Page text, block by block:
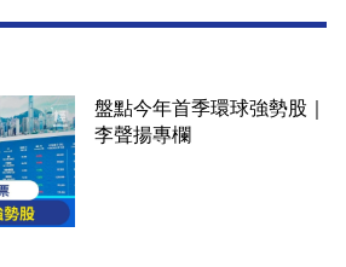
盤點今年首季環球強勢股｜
李聲揚專欄